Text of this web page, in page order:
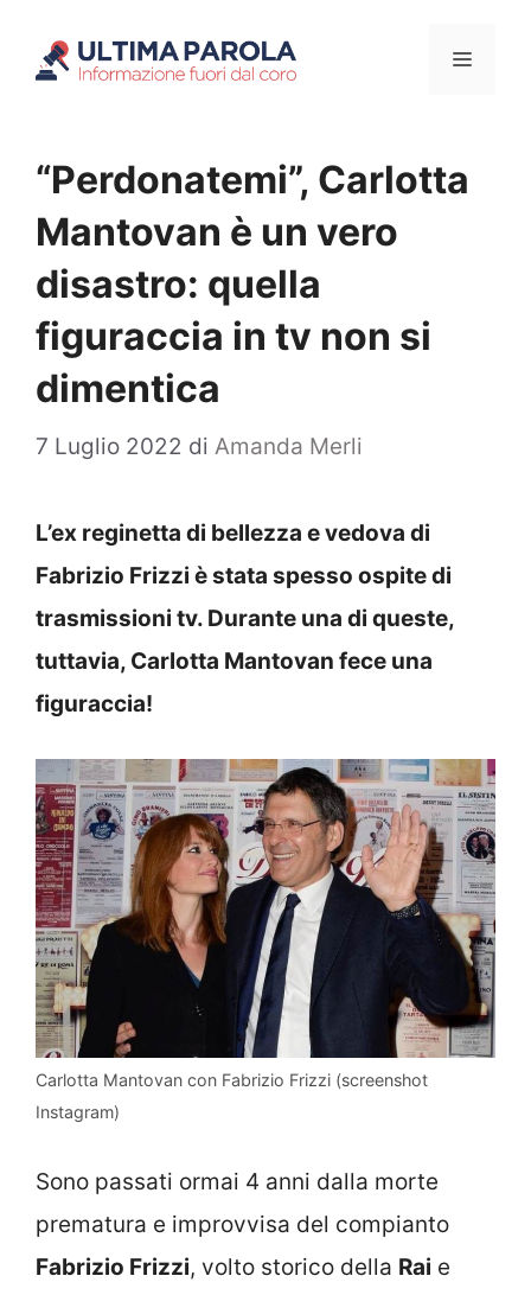
Menu
“Perdonatemi”, Carlotta
Mantovan è un vero
disastro: quella
figuraccia in tv non si
dimentica
7 Luglio 2022 di Amanda Merli
L’ex reginetta di bellezza e vedova di
Fabrizio Frizzi è stata spesso ospite di
trasmissioni tv. Durante una di queste,
tuttavia, Carlotta Mantovan fece una
figuraccia!
Carlotta Mantovan con Fabrizio Frizzi (screenshot
Instagram)
Sono passati ormai 4 anni dalla morte
prematura e improvvisa del compianto
Fabrizio Frizzi, volto storico della Rai e